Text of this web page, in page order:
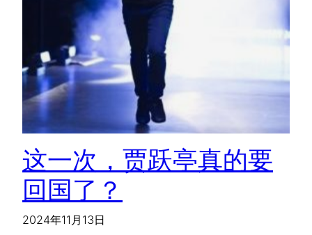
这一次，贾跃亭真的要
回国了？
2024年11月13日